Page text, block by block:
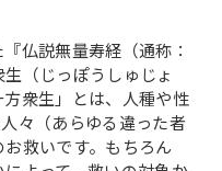
仏説無量寿経（通称：
（じっぽうしゅじょ
衆生」とは、人種や性
々（あらゆる違った者
救いです。もちろん